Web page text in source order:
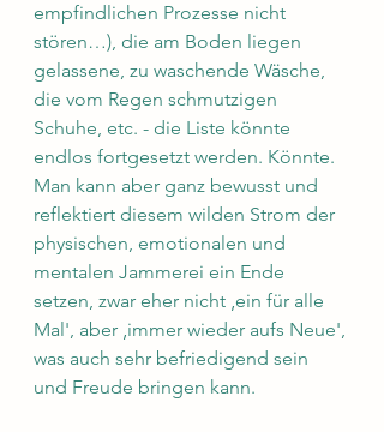
empfindlichen Prozesse nicht
stören…), die am Boden liegen
gelassene, zu waschende Wäsche,
die vom Regen schmutzigen
Schuhe, etc. - die Liste könnte
endlos fortgesetzt werden. Könnte.
Man kann aber ganz bewusst und
reflektiert diesem wilden Strom der
physischen, emotionalen und
mentalen Jammerei ein Ende
setzen, zwar eher nicht ‚ein für alle
Mal', aber ‚immer wieder aufs Neue',
was auch sehr befriedigend sein
und Freude bringen kann.